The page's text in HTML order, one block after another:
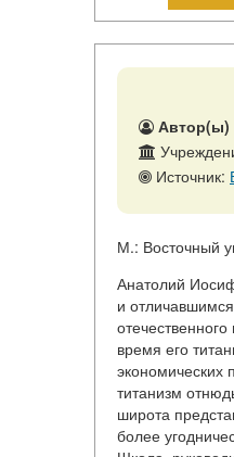
Автор(ы)
Источник:
М.: Восточный
Анатолий
и
время его
титанизм
широта
более